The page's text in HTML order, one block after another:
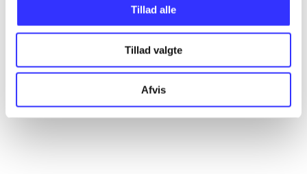
Tillad alle
Tillad valgte
Afvis
...